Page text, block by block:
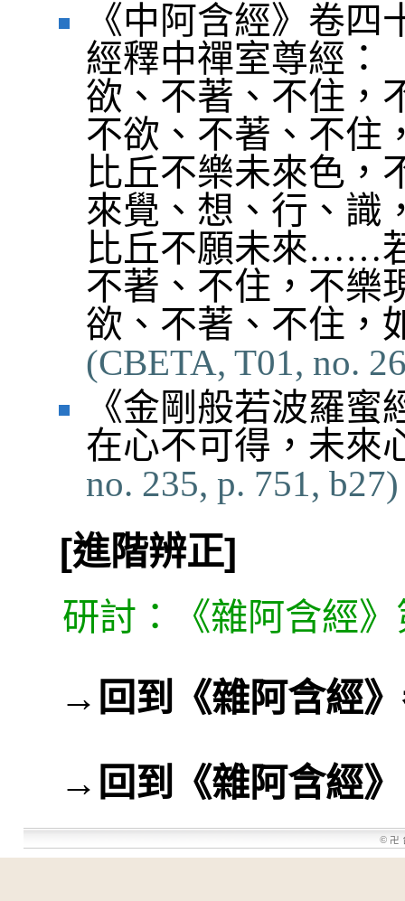
《中阿含經》卷
經釋中禪室尊經：
欲、不著、不住，
不欲、不著、不
比丘不樂未來色，
來覺、想、行、識
比丘不願未來……
不著、不住，不樂
欲、不著、不住，
(CBETA, T01, no.
《金剛般若波羅
在心不可得，未來
no. 235, p. 751, b27)
[進階辨正]
研討：《雜阿含經
→ 回到《雜阿含經
→ 回到《雜阿含經》
© 卍